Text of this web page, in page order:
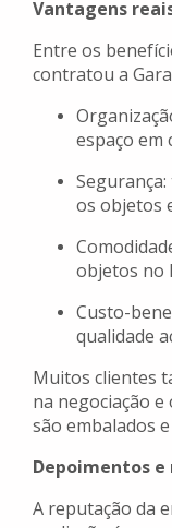
Vantagens
Entre os
contratou a
espaço em
os objetos
objetos no
Custo-
qualidade
Muitos clientes
na negociação e
são embalados
Depoimentos
A reputação da